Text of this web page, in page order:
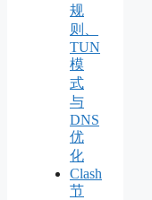
规
则、
TUN
模
式
与
DNS
优
化
Clash
节